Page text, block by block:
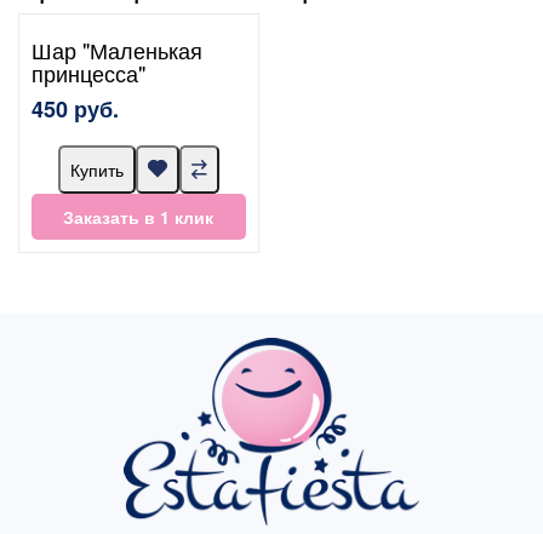
Шар "Маленькая
принцесса"
450 руб.
Купить
Заказать в 1 клик